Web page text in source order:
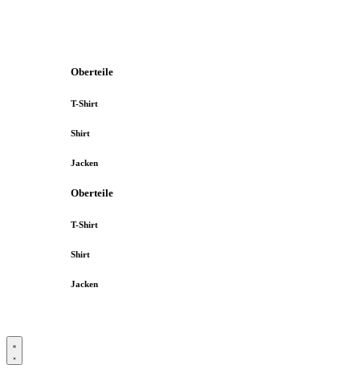
Oberteile
T-Shirt
Shirt
Jacken
Oberteile
T-Shirt
Shirt
Jacken